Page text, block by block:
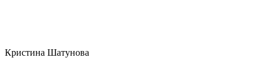
Кристина Шатунова